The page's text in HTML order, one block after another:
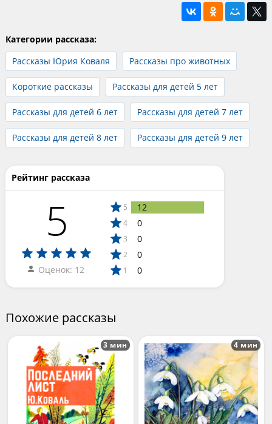
Категории рассказа:
Рассказы Юрия Коваля
Рассказы про животных
Короткие рассказы Рассказы для детей 5 лет
Рассказы для детей 6 лет Рассказы для детей 7 лет
Рассказы для детей 8 лет Рассказы для детей 9 лет
Рейтинг рассказа
5
Оценок: 12
5 12
4 0
3 0
2 0
1 0
Похожие рассказы
3 мин 4 мин